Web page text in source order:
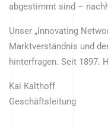
abgestimmt sind –
Unser „Innovating
Marktverständnis und
hinterfragen. Seit 1897.
Kai Kalthoff
Geschäftsleitung